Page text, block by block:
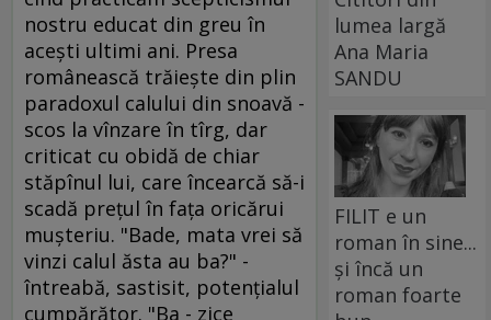
nostru educat din greu în
aceşti ultimi ani. Presa
românească trăieşte din plin
paradoxul calului din snoavă -
scos la vînzare în tîrg, dar
criticat cu obidă de chiar
stăpînul lui, care încearcă să-i
scadă preţul în faţa oricărui
muşteriu. "Bade, mata vrei să
vinzi calul ăsta au ba?" -
întreabă, sastisit, potenţialul
cumpărător. "Ba - zice
lumea largă
Ana Maria
SANDU
FILIT e un
roman în sine...
și încă un
roman foarte